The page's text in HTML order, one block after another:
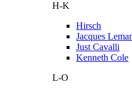
H-K
Hirsch
Jacques
Just Cavalli
Kenneth Cole
L-O